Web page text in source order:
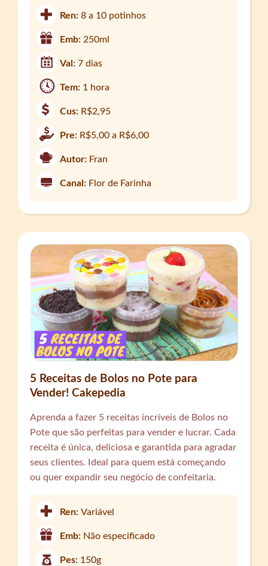
Ren:8 a 10 potinhos
Emb: 250ml
Val:7 dias
Tem: 1 hora
Cus: R$2,95
Pre: R$5,00 a R$6,00
Autor: Fran
Canal: Flor de Farinha
5 Receitas de Bolos no Pote para
Vender! Cakepedia
Aprenda a fazer 5 receitas incríveis de Bolos no
Pote que são perfeitas para vender e lucrar. Cada
receita é única, deliciosa e garantida para agradar
seus clientes. Ideal para quem está começando
ou quer expandir seu negócio de confeitaria.
Ren:Variável
Emb: Não especificado
Pes: 150g